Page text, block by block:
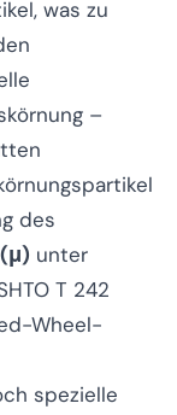
was zu
–
des
unter
T 242
Wheel-
spezielle